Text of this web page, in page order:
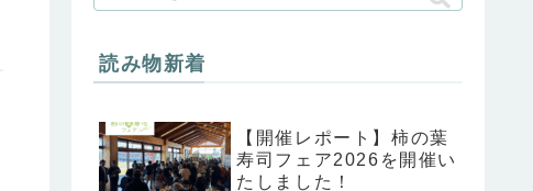
読み物新着
【開催レポート】柿の葉
寿司フェア2026を開催い
たしました！